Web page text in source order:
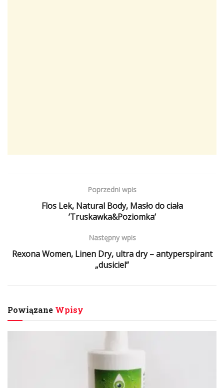
Poprzedni wpis
Flos Lek, Natural Body, Masło do ciała
’Truskawka&Poziomka’
Następny wpis
Rexona Women, Linen Dry, ultra dry – antyperspirant
„dusiciel”
Powiązane Wpisy